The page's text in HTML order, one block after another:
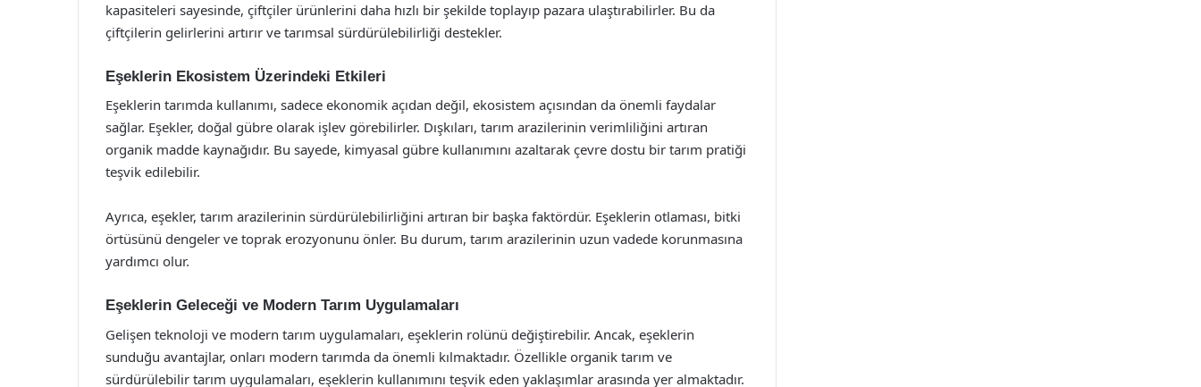
kapasiteleri sayesinde, çiftçiler ürünlerini daha hızlı bir şekilde toplayıp pazara ulaştırabilirler. Bu da
çiftçilerin gelirlerini artırır ve tarımsal sürdürülebilirliği destekler.
Eşeklerin Ekosistem Üzerindeki Etkileri
Eşeklerin tarımda kullanımı, sadece ekonomik açıdan değil, ekosistem açısından da önemli faydalar
sağlar. Eşekler, doğal gübre olarak işlev görebilirler. Dışkıları, tarım arazilerinin verimliliğini artıran
organik madde kaynağıdır. Bu sayede, kimyasal gübre kullanımını azaltarak çevre dostu bir tarım pratiği
teşvik edilebilir.
Ayrıca, eşekler, tarım arazilerinin sürdürülebilirliğini artıran bir başka faktördür. Eşeklerin otlaması, bitki
örtüsünü dengeler ve toprak erozyonunu önler. Bu durum, tarım arazilerinin uzun vadede korunmasına
yardımcı olur.
Eşeklerin Geleceği ve Modern Tarım Uygulamaları
Gelişen teknoloji ve modern tarım uygulamaları, eşeklerin rolünü değiştirebilir. Ancak, eşeklerin
sunduğu avantajlar, onları modern tarımda da önemli kılmaktadır. Özellikle organik tarım ve
sürdürülebilir tarım uygulamaları, eşeklerin kullanımını teşvik eden yaklaşımlar arasında yer almaktadır.